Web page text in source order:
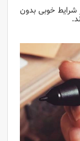
خوبی بدون